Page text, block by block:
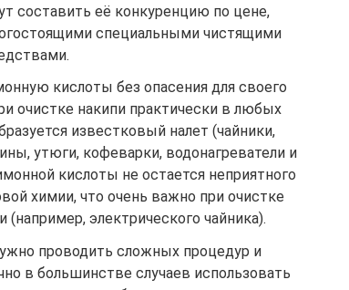
составить её конкуренцию по цене,
специальными чистящими
кислоты без опасения для своего
очистке накипи практически в любых
известковый налет (чайники,
утюги, кофеварки, водонагреватели и
кислоты не остается неприятного
химии, что очень важно при очистке
электрического чайника).
проводить сложных процедур и
в большинстве случаев использовать